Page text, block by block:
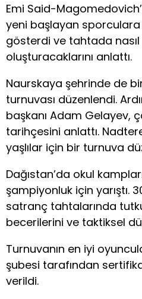
Emi Said-
yeni başlayan
gösterdi ve tahtada
oluşturacaklarını anlattı.
Naurskaya şehrinde de
turnuvası düzenlendi.
başkanı Adam Gelayev,
tarihçesini anlattı.
yaşlılar için bir turnuva
Dağıstan’da okul
şampiyonluk için yarıştı.
satranç tahtalarında
becerilerini ve taktiksel
Turnuvanın en iyi
şubesi tarafından
verildi.